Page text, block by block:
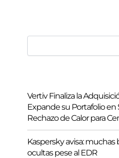
Buscar
Vertiv Finaliza la
Expande su Portafolio en
Rechazo de Calor para
Kaspersky avisa:
ocultas pese al EDR